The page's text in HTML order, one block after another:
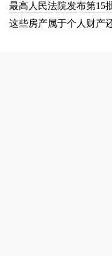
最高人民法院发布第15
这些房产属于个人财产